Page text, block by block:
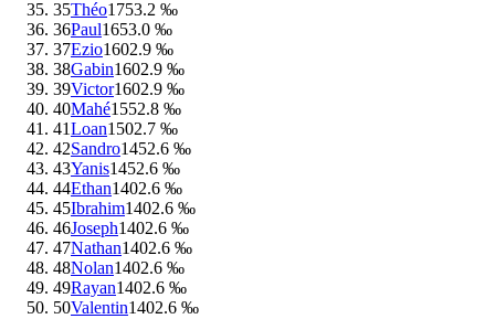
35Théo1753.2 ‰
36Paul1653.0 ‰
37Ezio1602.9 ‰
38Gabin1602.9 ‰
39Victor1602.9 ‰
40Mahé1552.8 ‰
41Loan1502.7 ‰
42Sandro1452.6 ‰
43Yanis1452.6 ‰
44Ethan1402.6 ‰
45Ibrahim1402.6 ‰
46Joseph1402.6 ‰
47Nathan1402.6 ‰
48Nolan1402.6 ‰
49Rayan1402.6 ‰
50Valentin1402.6 ‰